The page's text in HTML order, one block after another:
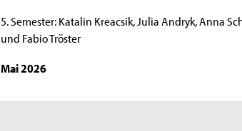
5. Semester: Katalin Kreacsik, Julia Andryk, Anna
und Fabio Tröster
Mai 2026